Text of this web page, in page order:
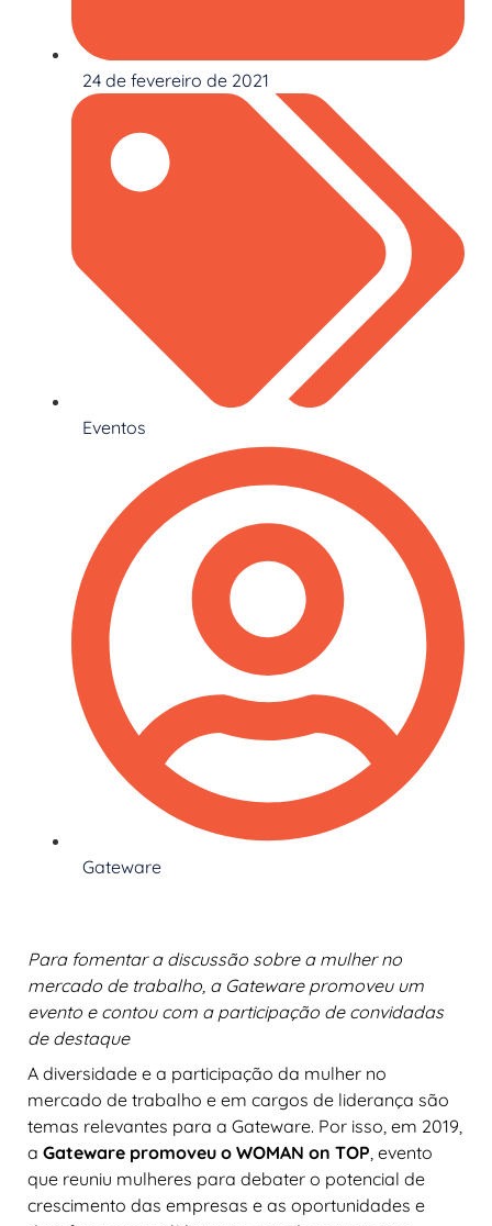
24 de fevereiro de 2021
Eventos
Gateware
Para fomentar a discussão sobre a mulher no
mercado de trabalho, a Gateware promoveu um
evento e contou com a participação de convidadas
de destaque
A diversidade e a participação da mulher no
mercado de trabalho e em cargos de liderança são
temas relevantes para a Gateware. Por isso, em 2019,
a Gateware promoveu o WOMAN on TOP , evento
que reuniu mulheres para debater o potencial de
crescimento das empresas e as oportunidades e